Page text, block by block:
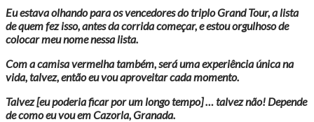
Eu estava olhando para os vencedores do triplo Grand Tour, a lista
de quem fez isso, antes da corrida começar, e estou orgulhoso de
colocar meu nome nessa lista.
Com a camisa vermelha também, será uma experiência única na
vida, talvez, então eu vou aproveitar cada momento.
Talvez [eu poderia ficar por um longo tempo] … talvez não! Depende
de como eu vou em Cazorla, Granada.